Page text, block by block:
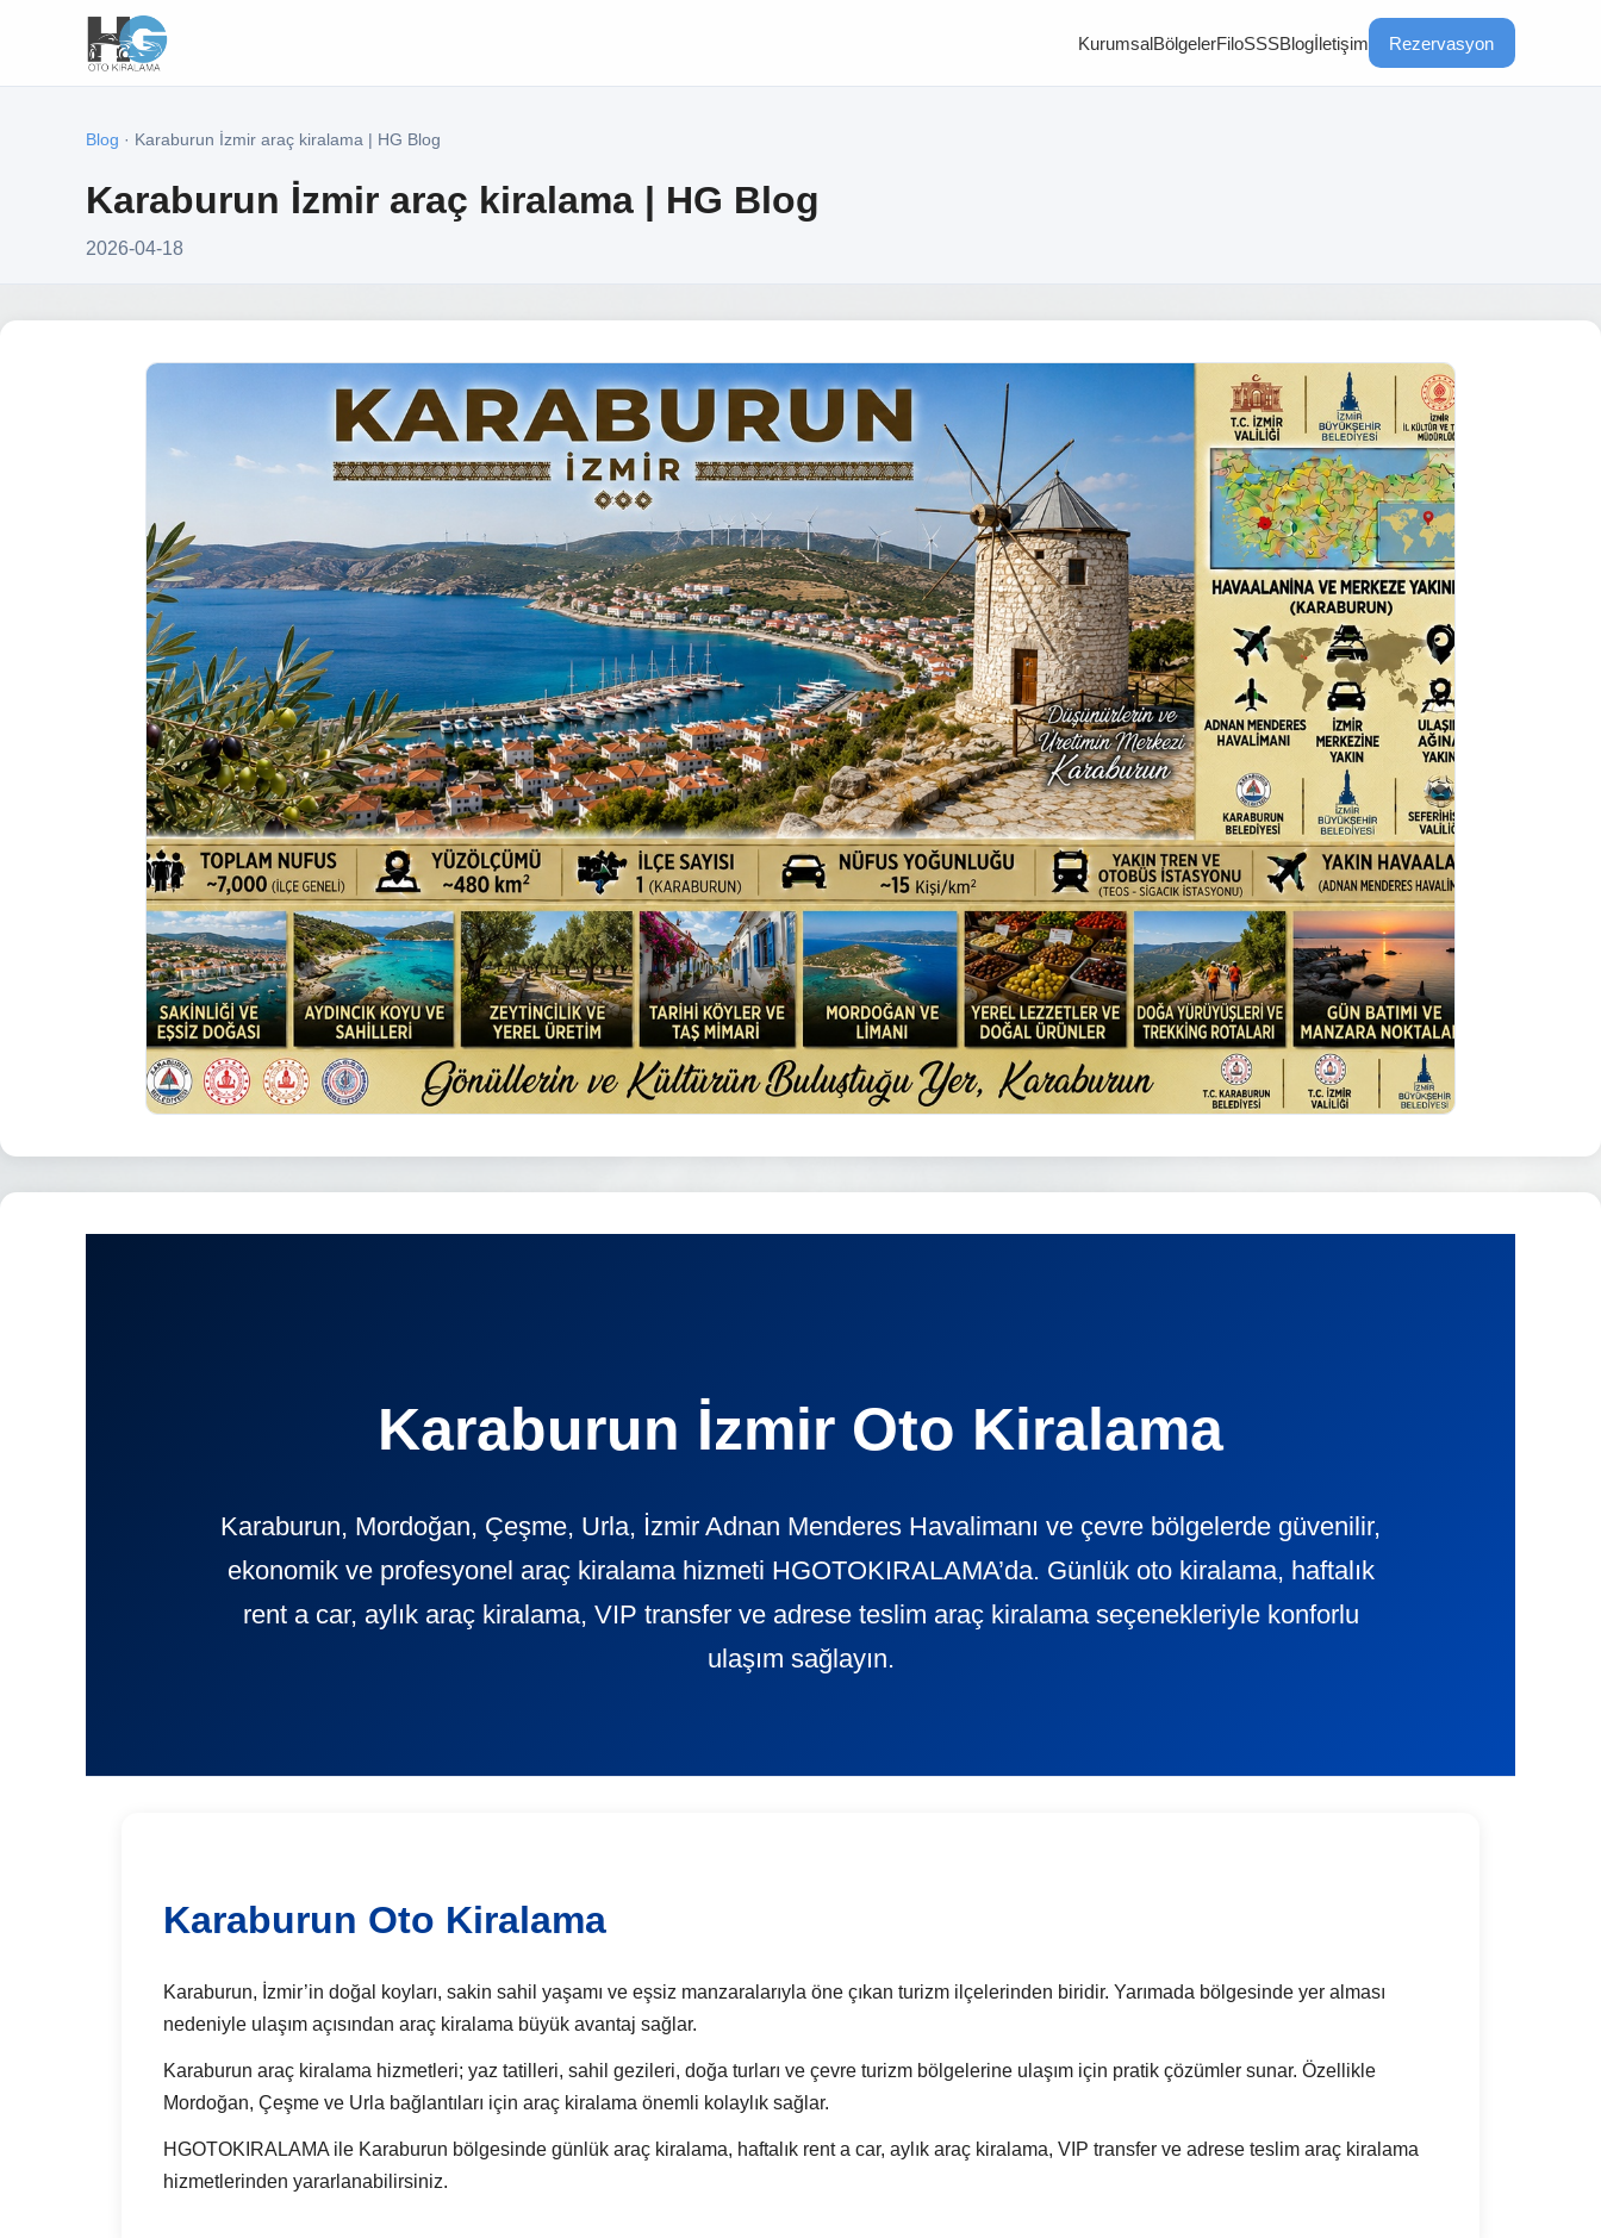
KurumsalBölgelerFiloSSSBlogİletişim Rezervasyon
Blog · Karaburun İzmir araç kiralama | HG Blog
Karaburun İzmir araç kiralama | HG Blog
2026-04-18
Karaburun İzmir Oto Kiralama
Karaburun, Mordoğan, Çeşme, Urla, İzmir Adnan Menderes Havalimanı ve çevre bölgelerde güvenilir,
ekonomik ve profesyonel araç kiralama hizmeti HGOTOKIRALAMA’da. Günlük oto kiralama, haftalık
rent a car, aylık araç kiralama, VIP transfer ve adrese teslim araç kiralama seçenekleriyle konforlu
ulaşım sağlayın.
Karaburun Oto Kiralama
Karaburun, İzmir’in doğal koyları, sakin sahil yaşamı ve eşsiz manzaralarıyla öne çıkan turizm ilçelerinden biridir. Yarımada bölgesinde yer alması
nedeniyle ulaşım açısından araç kiralama büyük avantaj sağlar.
Karaburun araç kiralama hizmetleri; yaz tatilleri, sahil gezileri, doğa turları ve çevre turizm bölgelerine ulaşım için pratik çözümler sunar. Özellikle
Mordoğan, Çeşme ve Urla bağlantıları için araç kiralama önemli kolaylık sağlar.
HGOTOKIRALAMA ile Karaburun bölgesinde günlük araç kiralama, haftalık rent a car, aylık araç kiralama, VIP transfer ve adrese teslim araç kiralama
hizmetlerinden yararlanabilirsiniz.